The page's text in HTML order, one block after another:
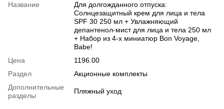
Название
Для долгожданного отпуска:
Солнцезащитный крем для лица и тела
SPF 30 250 мл + Увлажняющий
депантенол-мист для лица и тела 250 мл
+ Набор из 4-х миниатюр Bon Voyage,
Babe!
Цена
1196.00
Раздел
Акционные комплекты
Дополнительные
разделы
Пляжный уход